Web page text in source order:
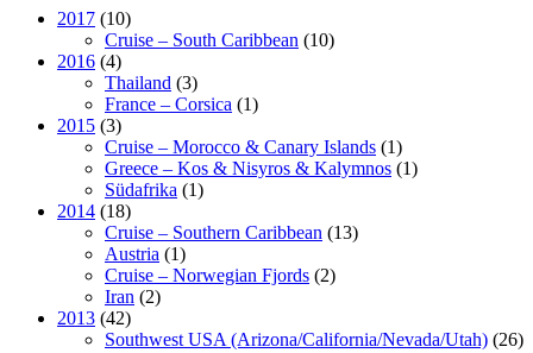
2017 (10)
Cruise – South Caribbean (10)
2016 (4)
Thailand (3)
France – Corsica (1)
2015 (3)
Cruise – Morocco & Canary Islands (1)
Greece – Kos & Nisyros & Kalymnos (1)
Südafrika (1)
2014 (18)
Cruise – Southern Caribbean (13)
Austria (1)
Cruise – Norwegian Fjords (2)
Iran (2)
2013 (42)
Southwest USA (Arizona/California/Nevada/Utah) (26)